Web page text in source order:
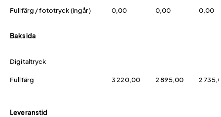
Fullfärg / fototryck (ingår) 0,00 0,00 0,00
Baksida
Digitaltryck
Fullfärg 3 220,00 2 895,00 2
Leveranstid